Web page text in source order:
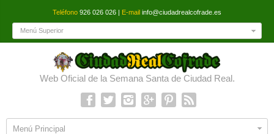
Teléfono 926 026 026 | E-mail info@ciudadrealcofrade.es
Menú Superior
Web Oficial de la Semana Santa de Ciudad Real.
Menú Principal